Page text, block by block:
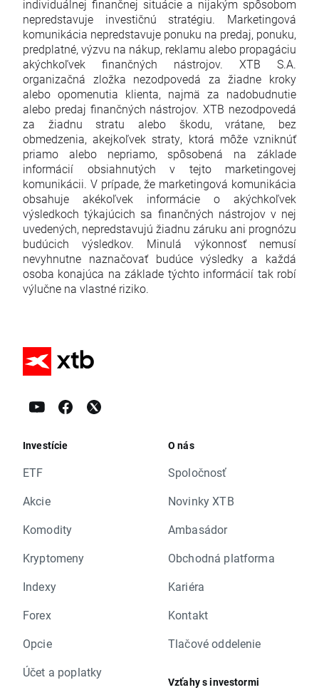
individuálnej finančnej situácie a nijakým spôsobom
nepredstavuje investičnú stratégiu. Marketingová
komunikácia nepredstavuje ponuku na predaj, ponuku,
predplatné, výzvu na nákup, reklamu alebo propagáciu
akýchkoľvek finančných nástrojov. XTB S.A.
organizačná zložka nezodpovedá za žiadne kroky
alebo opomenutia klienta, najmä za nadobudnutie
alebo predaj finančných nástrojov. XTB nezodpovedá
za žiadnu stratu alebo škodu, vrátane, bez
obmedzenia, akejkoľvek straty, ktorá môže vzniknúť
priamo alebo nepriamo, spôsobená na základe
informácií obsiahnutých v tejto marketingovej
komunikácii. V prípade, že marketingová komunikácia
obsahuje akékoľvek informácie o akýchkoľvek
výsledkoch týkajúcich sa finančných nástrojov v nej
uvedených, nepredstavujú žiadnu záruku ani prognózu
budúcich výsledkov. Minulá výkonnosť nemusí
nevyhnutne naznačovať budúce výsledky a každá
osoba konajúca na základe týchto informácií tak robí
výlučne na vlastné riziko.
Investície
ETF
Akcie
Komodity
Kryptomeny
Indexy
Forex
Opcie
Účet a poplatky
O nás
Spoločnosť
Novinky XTB
Ambasádor
Obchodná platforma
Kariéra
Kontakt
Tlačové oddelenie
Vzťahy s investormi